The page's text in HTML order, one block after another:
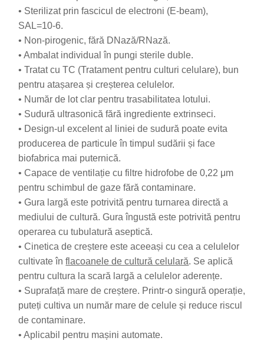
• Sterilizat prin fascicul de electroni (E-beam),
SAL=10-6.
• Non-pirogenic, fără DNază/RNază.
• Ambalat individual în pungi sterile duble.
• Tratat cu TC (Tratament pentru culturi celulare), bun
pentru atașarea și creșterea celulelor.
• Număr de lot clar pentru trasabilitatea lotului.
• Sudură ultrasonică fără ingrediente extrinseci.
• Design-ul excelent al liniei de sudură poate evita
producerea de particule în timpul sudării și face
biofabrica mai puternică.
• Capace de ventilație cu filtre hidrofobe de 0,22 μm
pentru schimbul de gaze fără contaminare.
• Gura largă este potrivită pentru turnarea directă a
mediului de cultură. Gura îngustă este potrivită pentru
operarea cu tubulatură aseptică.
• Cinetica de creștere este aceeași cu cea a celulelor
cultivate înflacoanele de cultură celulară. Se aplică
pentru cultura la scară largă a celulelor aderențe.
• Suprafață mare de creștere. Printr-o singură operație,
puteți cultiva un număr mare de celule și reduce riscul
de contaminare.
• Aplicabil pentru mașini automate.